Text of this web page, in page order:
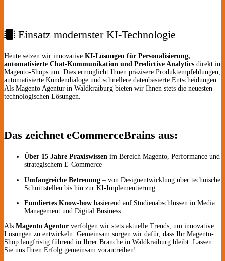
Einsatz modernster KI-Technologie
Heute setzen wir innovative KI-Lösungen für Personalisierung,
automatisierte Chat-Kommunikation und Predictive Analytics direkt in
Magento-Shops um. Dies ermöglicht Ihnen präzisere Produktempfehlungen,
automatisierte Kundendialoge und schnellere datenbasierte Entscheidungen.
Als Magento Agentur in Waldkraiburg bieten wir Ihnen stets die neuesten
technologischen Lösungen.
Das zeichnet eCommerceBrains aus:
Über 15 Jahre Praxiswissen im Bereich Magento, Performance und
strategischem E-Commerce
Umfangreiche Betreuung – von Designentwicklung über technische
Schnittstellen bis hin zur KI-Implementierung
Fundiertes Know-how basierend auf Studienabschlüssen in Media
Management und Digital Business
Als Magento Agentur verfolgen wir stets aktuelle Trends, um innovative
Lösungen zu entwickeln. Gemeinsam sorgen wir dafür, dass Ihr Magento-
Shop langfristig führend in Ihrer Branche in Waldkraiburg bleibt. Lassen
Sie uns Ihren Erfolg gemeinsam vorantreiben!